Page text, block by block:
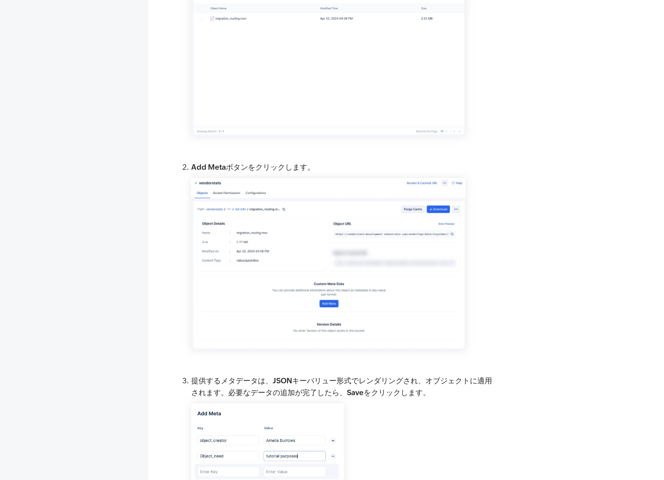
Add Metaボタンをクリックします。
提供するメタデータは、 JSONキーバリュー形式でレンダリングされ、オブジェクトに適用
されます。必要なデータの追加が完了したら、 Saveをクリックします。